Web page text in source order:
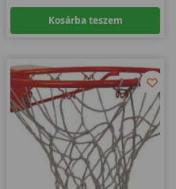
Kosárba teszem